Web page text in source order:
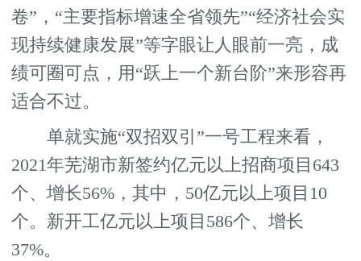
卷”，“主要指标增速全省领先”“经济社会实
现持续健康发展”等字眼让人眼前一亮，成
绩可圈可点，用“跃上一个新台阶”来形容再
适合不过。
单就实施“双招双引”一号工程来看，
2021年芜湖市新签约亿元以上招商项目643
个、增长56%，其中，50亿元以上项目10
个。新开工亿元以上项目586个、增长
37%。